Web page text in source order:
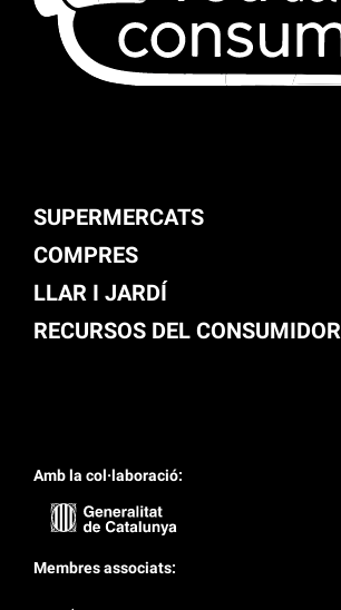
SUPERMERCATS
COMPRES
LLAR I JARDÍ
RECURSOS DEL CONSUMIDOR
Amb la col·laboració:
Membres associats: